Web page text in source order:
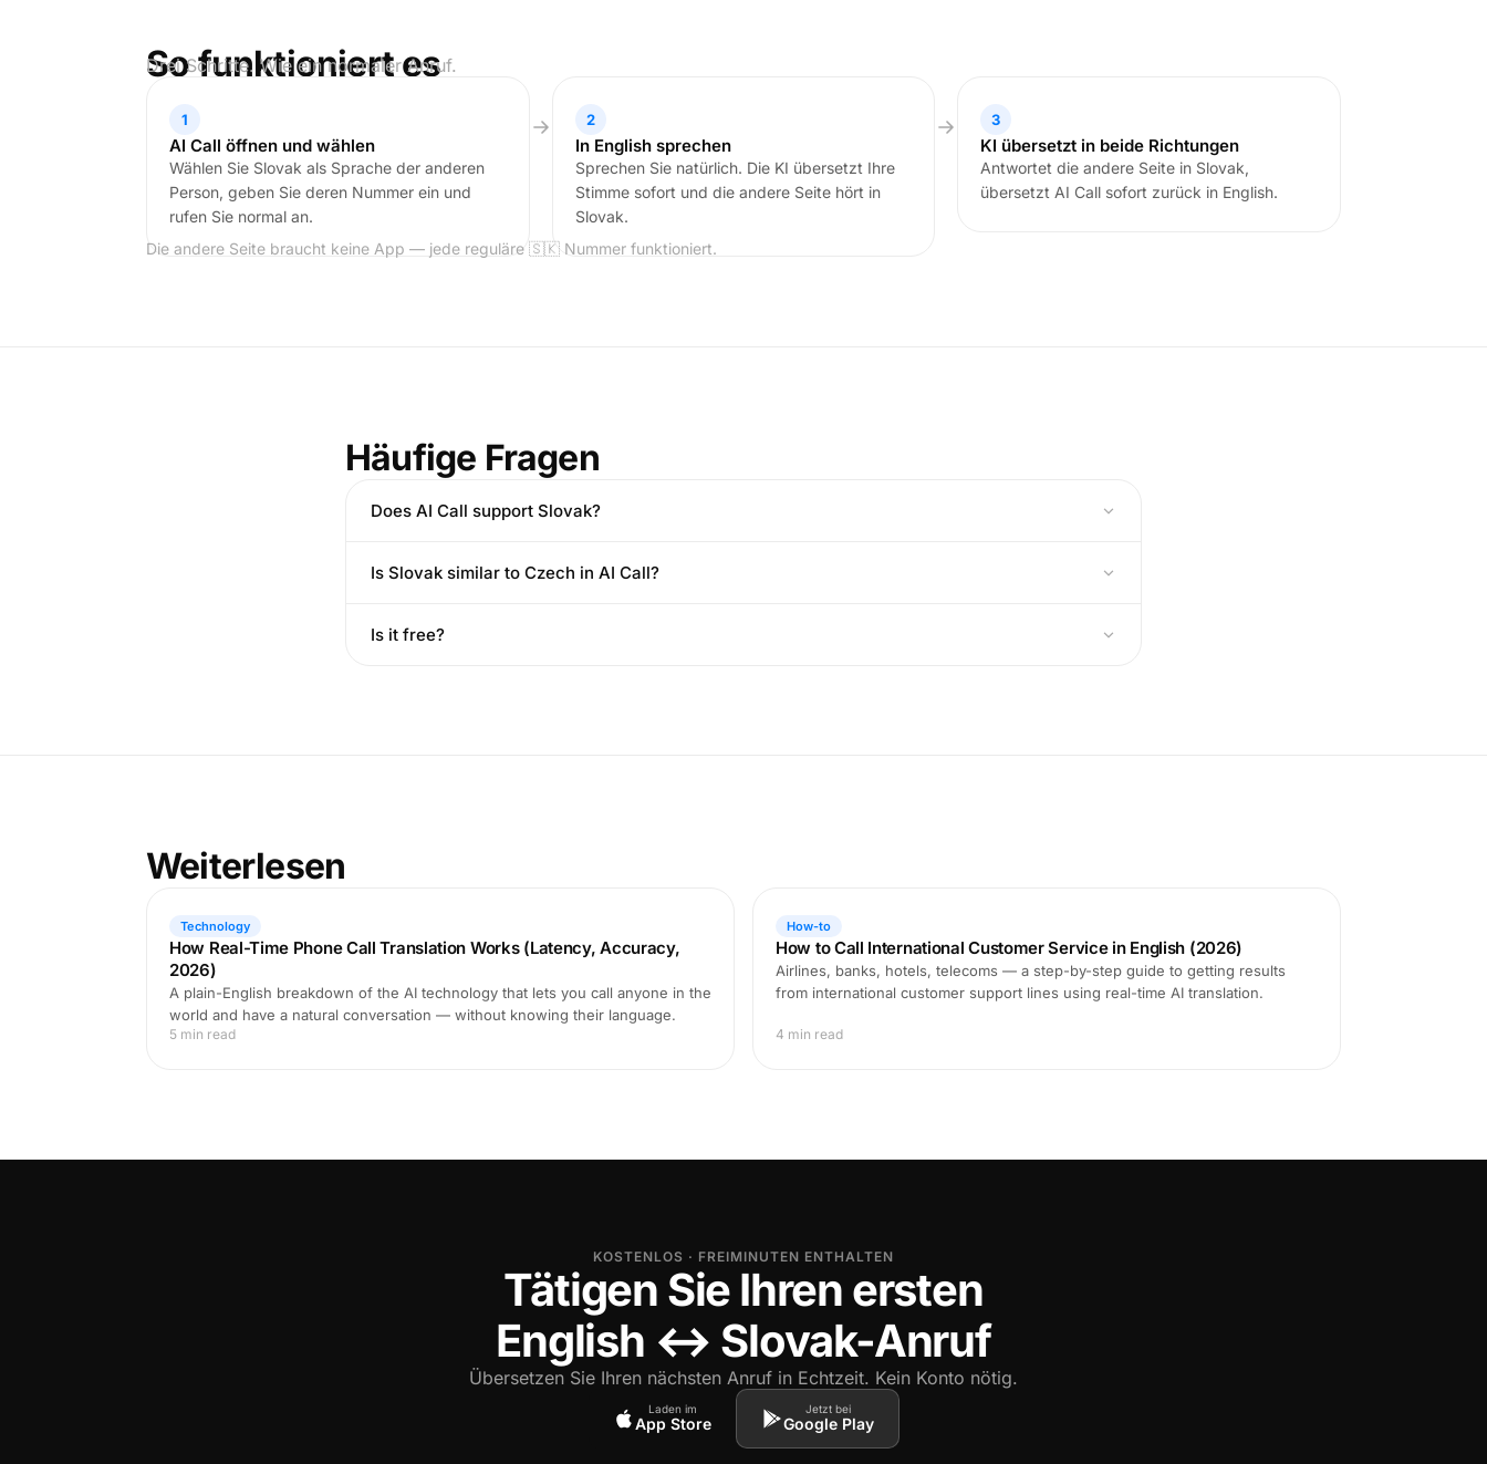
So funktioniert es
Drei Schritte. Wie ein normaler Anruf.
1
AI Call öffnen und wählen
Wählen Sie Slovak als Sprache der anderen
Person, geben Sie deren Nummer ein und
rufen Sie normal an.
2
In English sprechen
Sprechen Sie natürlich. Die KI übersetzt Ihre
Stimme sofort und die andere Seite hört in
Slovak.
3
KI übersetzt in beide Richtungen
Antwortet die andere Seite in Slovak,
übersetzt AI Call sofort zurück in English.
Die andere Seite braucht keine App — jede reguläre 🇸🇰 Nummer funktioniert.
Häufige Fragen
Does AI Call support Slovak?
Is Slovak similar to Czech in AI Call?
Is it free?
Weiterlesen
Technology
How Real-Time Phone Call Translation Works (Latency, Accuracy,
2026)
A plain-English breakdown of the AI technology that lets you call anyone in the
world and have a natural conversation — without knowing their language.
5 min read
How-to
How to Call International Customer Service in English (2026)
Airlines, banks, hotels, telecoms — a step-by-step guide to getting results
from international customer support lines using real-time AI translation.
4 min read
KOSTENLOS · FREIMINUTEN ENTHALTEN
Tätigen Sie Ihren ersten
English ↔ Slovak-Anruf
Übersetzen Sie Ihren nächsten Anruf in Echtzeit. Kein Konto nötig.
Laden im
App Store
Jetzt bei
Google Play